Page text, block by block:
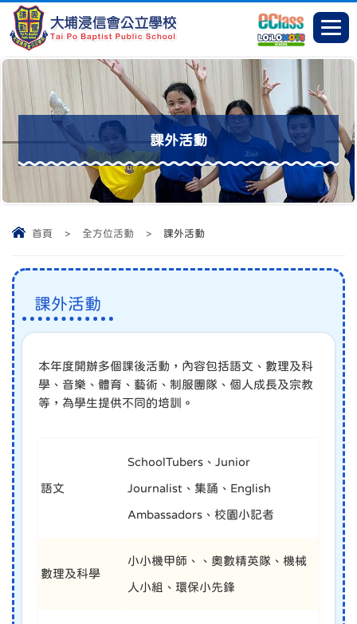
課外活動
首頁 > 全方位活動 > 課外活動
課外活動
本年度開辦多個課後活動，內容包括語文、數理及科
學、音樂、體育、藝術、制服團隊、個人成長及宗教
等，為學生提供不同的培訓。
語文
SchoolTubers、Junior
Journalist、集誦、English
Ambassadors、校園小記者
數理及科學
小小機甲師、、奧數精英隊、機械
人小組、環保小先鋒